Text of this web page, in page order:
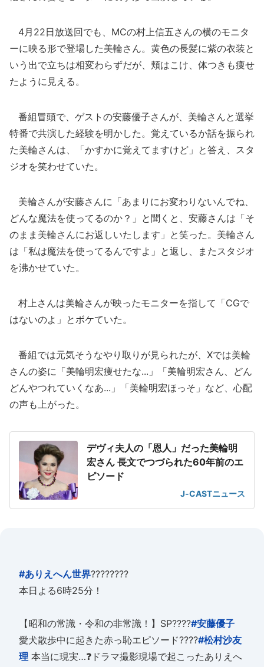
4月22日放送回でも、MCの村上信五さんの横のモニタ
ーに映る形で登場した美輪さん。黄色の長髪に紫の衣装と
いう出で立ちは相変わらずだが、頬はこけ、体つきも痩せ
たように見える。
番組冒頭で、ゲストの安藤優子さんが、美輪さんと選挙
特番で共演した経験を明かした。覚えているか話を振られ
た美輪さんは、「かすかに覚えてますけど」と答え、スタ
ジオを笑わせていた。
美輪さんが安藤さんに「あまりにお変わりないんでね、
どんな魔法を使ってるのか？」と聞くと、安藤さんは「そ
のまま美輪さんにお返しいたします」と笑った。美輪さん
は「私は魔法を使ってるんですよ」と返し、またスタジオ
を沸かせていた。
村上さんは美輪さんが映ったモニターを指して「CGで
はないのよ」とボケていた。
番組では元気そうなやり取りが見られたが、Xでは美輪
さんの姿に「美輪明宏痩せたな...」「美輪明宏さん、どん
どんやつれていくなあ...」「美輪明宏ほっそ」など、心配
の声も上がった。
デヴィ夫人の「恩人」だった美輪明
宏さん 長文でつづられた60年前のエ
ピソード
J-CASTニュース
#ありえへん世界????????
本日よる6時25分！
【昭和の常識・令和の非常識！】SP????#安藤優子
愛犬散歩中に起きた赤っ恥エピソード????#松村沙友
理 本当に現実…❓ドラマ撮影現場で起こったありえへ